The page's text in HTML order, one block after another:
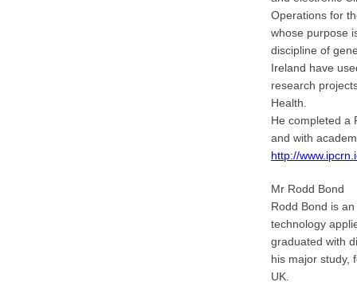
Operations for
whose purpose
discipline of
Ireland have
research
Health.
He completed a
and with
http://
Mr Rodd Bond
Rodd Bond is
technology
graduated with
his major study,
UK.